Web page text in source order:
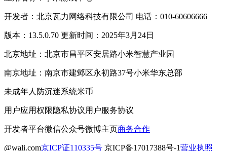
开发者：北京瓦力网络科技有限公司 电话：010-60606666
版本：13.5.0.70 更新时间：2025年3月24日
北京地址：北京市昌平区安居路小米智慧产业园
南京地址：南京市建邺区永初路37号小米华东总部
未成年人防沉迷系统米币
用户应用权限隐私协议用户服务协议
开发者平台微信公众号微博主页商务合作
@wali.com京ICP证110335号 京ICP备17017388号-1营业执照